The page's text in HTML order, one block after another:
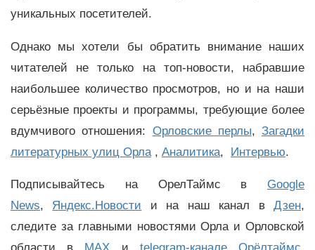
уникальных посетителей.
Однако мы хотели бы обратить внимание наших
читателей не только на топ-новости, набравшие
наибольшее количество просмотров, но и на наши
серьёзные проекты и программы, требующие более
вдумчивого отношения: Орловские перлы, Загадки
литературных улиц Орла , Аналитика, Интервью.
Подписывайтесь на ОрелТаймс в Google
News, Яндекс.Новости и на наш канал вДзен,
следите за главными новостями Орла и Орловской